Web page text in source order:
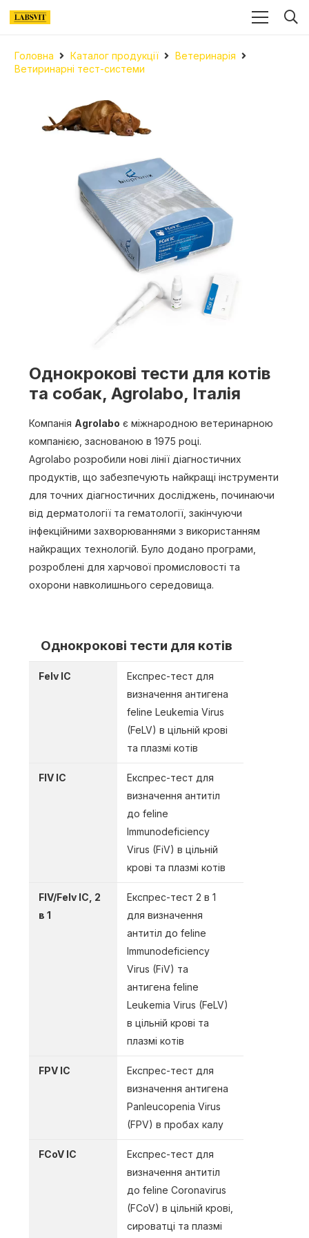
Головна Каталог продукції
Ветеринарія
Ветиринарні тест-системи
Однокрокові тести для котів
та собак, Agrolabo, Італія
Компанія Agrolabo є міжнародною ветеринарною
компанією, заснованою в 1975 році.
Agrolabo розробили нові лінії діагностичних
продуктів, що забезпечують найкращі інструменти
для точних діагностичних досліджень, починаючи
від дерматології та гематології, закінчуючи
інфекційними захворюваннями з використанням
найкращих технологій. Було додано програми,
розроблені для харчової промисловості та
охорони навколишнього середовища.
Однокрокові тести для котів
Felv IC
Експрес-тест для
визначення антигена
feline Leukemia Virus
(FeLV) в цільній крові
та плазмі котів
FIV IC
Експрес-тест для
визначення антитіл
до feline
Immunodeficiency
Virus (FiV) в цільній
крові та плазмі котів
FIV/Felv IC, 2
в 1
Експрес-тест 2 в 1
для визначення
антитіл до feline
Immunodeficiency
Virus (FiV) та
антигена feline
Leukemia Virus (FeLV)
в цільній крові та
плазмі котів
FPV IC
Експрес-тест для
визначення антигена
Panleucopenia Virus
(FPV) в пробах калу
FCoV IC
Експрес-тест для
визначення антитіл
до feline Coronavirus
(FCoV) в цільній крові,
сироватці та плазмі